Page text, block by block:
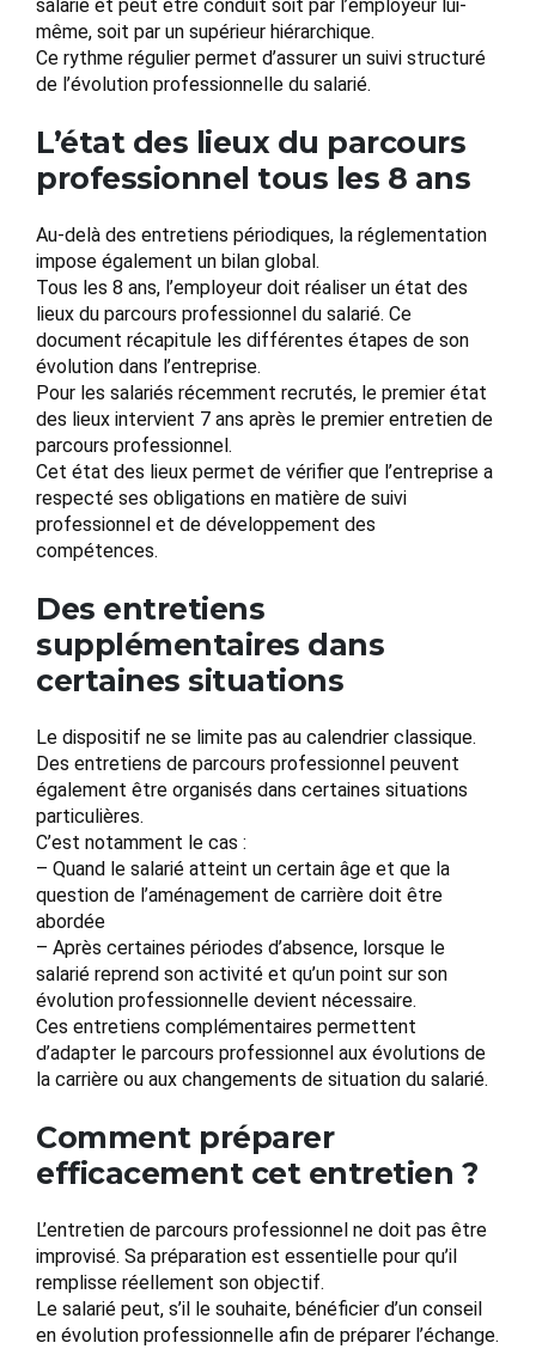
salarié et peut être conduit soit par l’employeur lui-
même, soit par un supérieur hiérarchique.
Ce rythme régulier permet d’assurer un suivi structuré
de l’évolution professionnelle du salarié.
L’état des lieux du parcours
professionnel tous les 8 ans
Au-delà des entretiens périodiques, la réglementation
impose également un bilan global.
Tous les 8 ans, l’employeur doit réaliser un état des
lieux du parcours professionnel du salarié. Ce
document récapitule les différentes étapes de son
évolution dans l’entreprise.
Pour les salariés récemment recrutés, le premier état
des lieux intervient 7 ans après le premier entretien de
parcours professionnel.
Cet état des lieux permet de vérifier que l’entreprise a
respecté ses obligations en matière de suivi
professionnel et de développement des
compétences.
Des entretiens
supplémentaires dans
certaines situations
Le dispositif ne se limite pas au calendrier classique.
Des entretiens de parcours professionnel peuvent
également être organisés dans certaines situations
particulières.
C’est notamment le cas :
– Quand le salarié atteint un certain âge et que la
question de l’aménagement de carrière doit être
abordée
– Après certaines périodes d’absence, lorsque le
salarié reprend son activité et qu’un point sur son
évolution professionnelle devient nécessaire.
Ces entretiens complémentaires permettent
d’adapter le parcours professionnel aux évolutions de
la carrière ou aux changements de situation du salarié.
Comment préparer
efficacement cet entretien ?
L’entretien de parcours professionnel ne doit pas être
improvisé. Sa préparation est essentielle pour qu’il
remplisse réellement son objectif.
Le salarié peut, s’il le souhaite, bénéficier d’un conseil
en évolution professionnelle afin de préparer l’échange.